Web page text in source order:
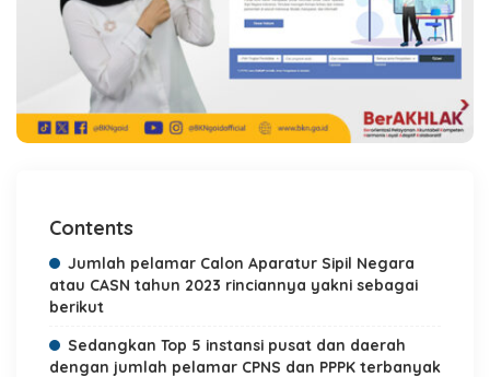
Contents
Jumlah pelamar Calon Aparatur Sipil Negara
atau CASN tahun 2023 rinciannya yakni sebagai
berikut
Sedangkan Top 5 instansi pusat dan daerah
dengan jumlah pelamar CPNS dan PPPK terbanyak